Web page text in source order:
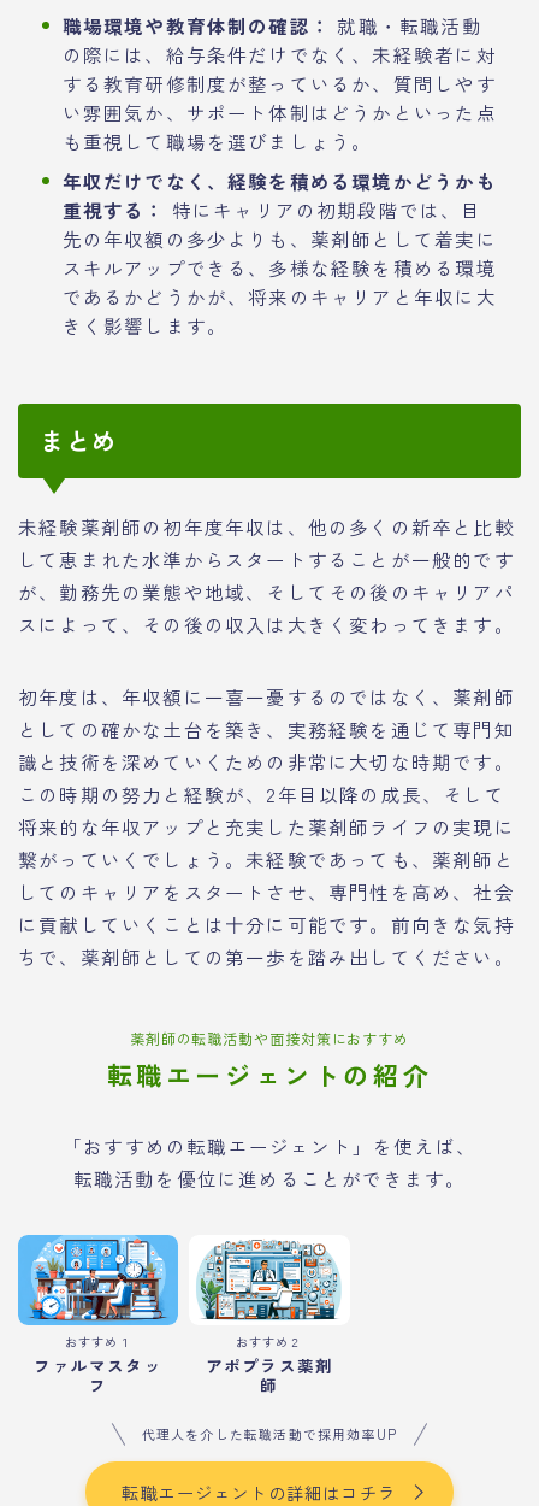
職場環境や教育体制の確認： 就職・転職活動
の際には、給与条件だけでなく、未経験者に対
する教育研修制度が整っているか、質問しやす
い雰囲気か、サポート体制はどうかといった点
も重視して職場を選びましょう。
年収だけでなく、経験を積める環境かどうかも
重視する：
特にキャリアの初期段階では、目
先の年収額の多少よりも、薬剤師として着実に
スキルアップできる、多様な経験を積める環境
であるかどうかが、将来のキャリアと年収に大
きく影響します。
まとめ
未経験薬剤師の初年度年収は、他の多くの新卒と比較
して恵まれた水準からスタートすることが一般的です
が、勤務先の業態や地域、そしてその後のキャリアパ
スによって、その後の収入は大きく変わってきます。
初年度は、年収額に一喜一憂するのではなく、薬剤師
としての確かな土台を築き、実務経験を通じて専門知
識と技術を深めていくための非常に大切な時期です。
この時期の努力と経験が、2年目以降の成長、そして
将来的な年収アップと充実した薬剤師ライフの実現に
繋がっていくでしょう。未経験であっても、薬剤師と
してのキャリアをスタートさせ、専門性を高め、社会
に貢献していくことは十分に可能です。前向きな気持
ちで、薬剤師としての第一歩を踏み出してください。
薬剤師の転職活動や面接対策におすすめ
転職エージェントの紹介
「おすすめの転職エージェント」を使えば、
転職活動を優位に進めることができます。
おすすめ１
ファルマスタッ
フ
おすすめ２
アポプラス薬剤
師
代理人を介した転職活動で採用効率UP
転職エージェントの詳細はコチラ